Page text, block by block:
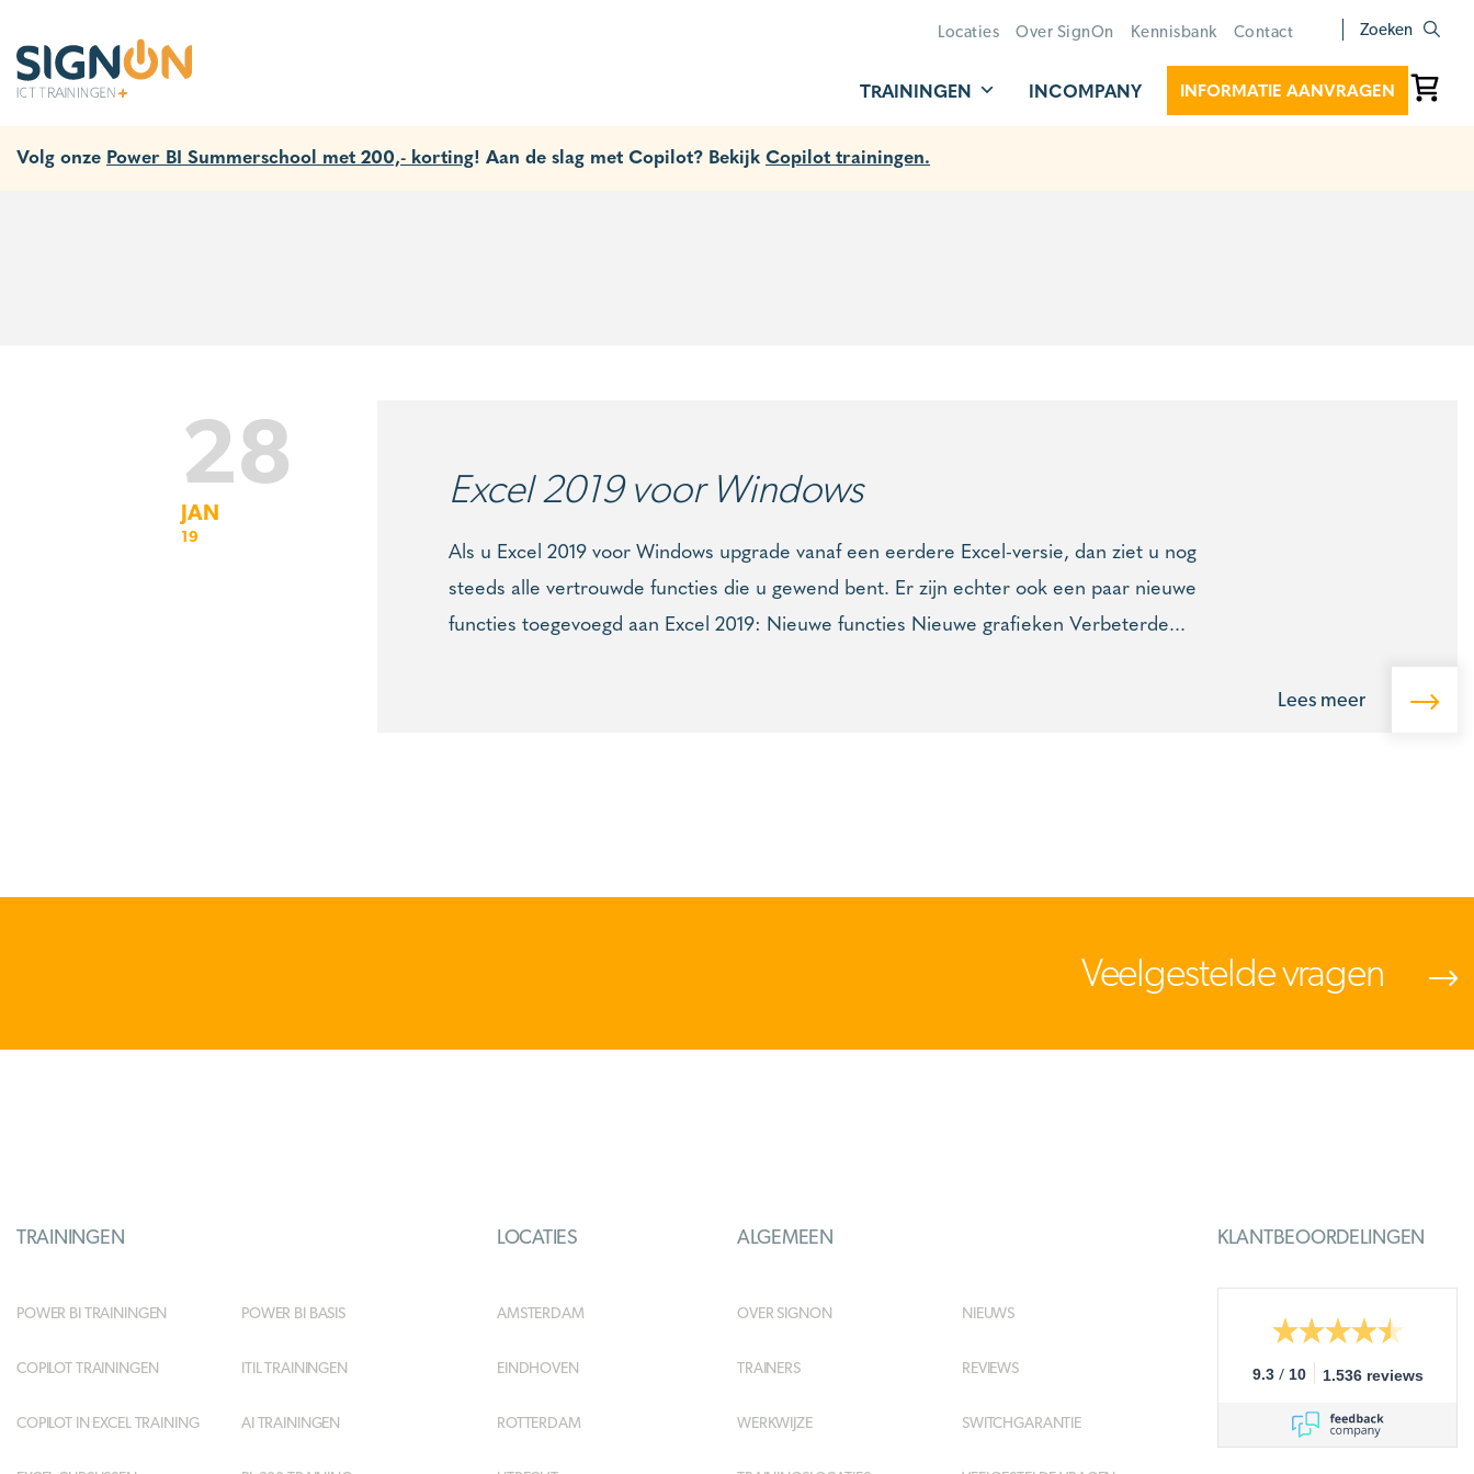
Locaties Over SignOn Kennisbank Contact Zoeken
TRAININGEN INCOMPANY INFORMATIE AANVRAGEN
Volg onze Power BI Summerschool met 200,- korting! Aan de slag met Copilot? Bekijk Copilot trainingen.
28
JAN
19
Excel 2019 voor Windows
Als u Excel 2019 voor Windows upgrade vanaf een eerdere Excel-versie, dan ziet u nog
steeds alle vertrouwde functies die u gewend bent. Er zijn echter ook een paar nieuwe
functies toegevoegd aan Excel 2019: Nieuwe functies Nieuwe grafieken Verbeterde...
Lees meer
Veelgestelde vragen
TRAININGEN
POWER BI TRAININGEN POWER BI BASIS
COPILOT TRAININGEN ITIL TRAININGEN
COPILOT IN EXCEL TRAINING AI TRAININGEN
LOCATIES
AMSTERDAM
EINDHOVEN
ROTTERDAM
ALGEMEEN
OVER SIGNON NIEUWS
TRAINERS REVIEWS
WERKWIJZE SWITCHGARANTIE
KLANTBEOORDELINGEN
9.3 / 10 1.536 reviews